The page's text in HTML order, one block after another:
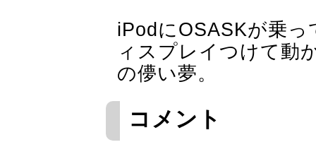
iPodにOSASKが乗
ィスプレイつけて動
の儚い夢。
コメント